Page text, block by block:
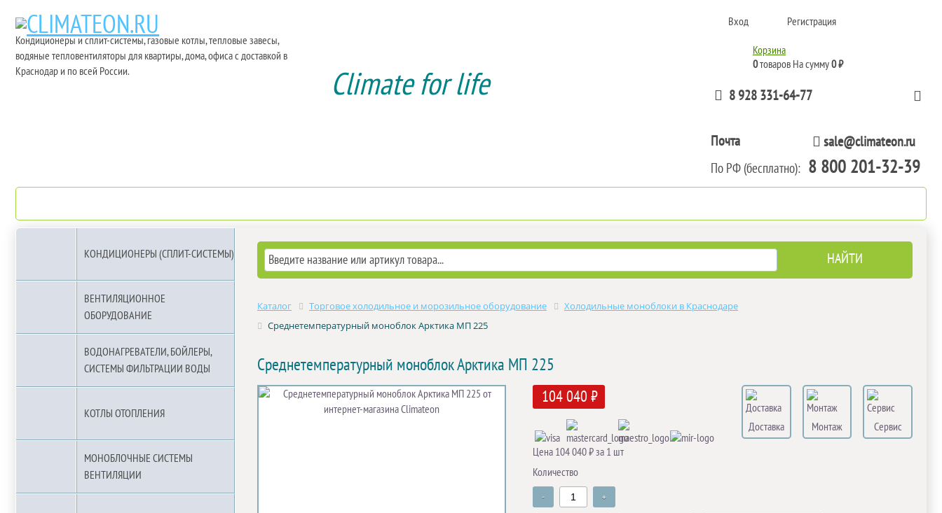
Кондиционеры и сплит-системы, газовые котлы, тепловые завесы,
водяные тепловентиляторы для квартиры, дома, офиса с доставкой в
Краснодар и по всей России.
Climate for life
Вход Регистрация
Корзина
0товаров На сумму0 ₽
8 928 331-64-77
Почта sale@climateon.ru
По РФ (бесплатно): 8 800 201-32-39
КОНДИЦИОНЕРЫ (СПЛИТ-СИСТЕМЫ)
ВЕНТИЛЯЦИОННОЕ
ОБОРУДОВАНИЕ
ВОДОНАГРЕВАТЕЛИ, БОЙЛЕРЫ,
СИСТЕМЫ ФИЛЬТРАЦИИ ВОДЫ
КОТЛЫ ОТОПЛЕНИЯ
МОНОБЛОЧНЫЕ СИСТЕМЫ
ВЕНТИЛЯЦИИ
Каталог Торговое холодильное и морозильное оборудование
Холодильные моноблоки в Краснодаре
Среднетемпературный моноблок Арктика МП 225
Среднетемпературный моноблок Арктика МП 225
104 040 ₽
Доставка Монтаж
Сервис
Цена 104 040 ₽ за 1 шт
Количество
- +